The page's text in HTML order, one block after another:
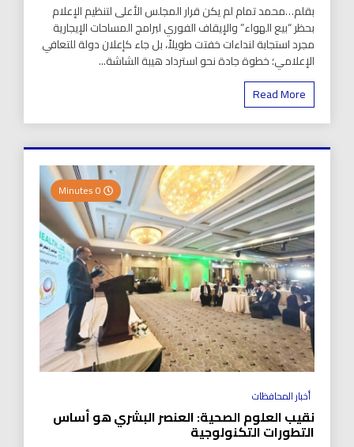
بقلم…محمد تمام لم يكن قرار المجلس الأعلى لتنظيم الإعلام
بحظر “بيع الهواء” والإيقاف الفوري لبرامج المساحات الإيجارية
مجرد استجابة لنداءات خفتت طويلاً، بل جاء كإعلان دولة للتعافي
الإعلامي؛ خطوة جادة نحو استرداد هيبة الشاشة...
Read More
أخبار المحافظات
نقيب العلوم الصحية: العنصر البشري هو أساس
التطورات التكنولوجية